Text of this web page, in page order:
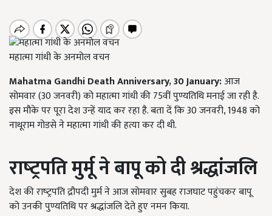
महात्मा गांधी के अनमोल वचन
Mahatma Gandhi Death Anniversary, 30January:आज
सोमवार (30 जनवरी) को महात्मा गांधी की 75वीं पुण्यतिथि मनाई जा रही है.
इस मौके पर पूरा देश उन्हें याद कर रहा है. बता दें कि 30 जनवरी, 1948 को
नाथूराम गोडसे ने महात्मा गांधी की हत्या कर दी थी.
राष्‍ट्रपति मुर्मू ने बापू को दी श्रद्धांजलि
देश की राष्‍ट्रपति द्रौपदी मुर्म ने आज सोमवार सुबह राजघाट पहुंचकर बापू
को उनकी पुण्यतिथि पर श्रद्धांजलि देते हुए नमन किया.